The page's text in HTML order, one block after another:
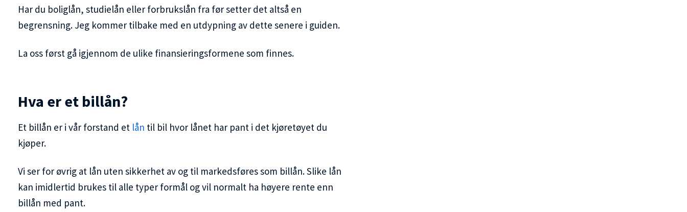
Har du boliglån, studielån eller forbrukslån fra før setter det altså en
begrensning. Jeg kommer tilbake med en utdypning av dette senere i guiden.
La oss først gå igjennom de ulike finansieringsformene som finnes.
Hva er et billån?
Et billån er i vår forstand et lån til bil hvor lånet har pant i det kjøretøyet du
kjøper.
Vi ser for øvrig at lån uten sikkerhet av og til markedsføres som billån. Slike lån
kan imidlertid brukes til alle typer formål og vil normalt ha høyere rente enn
billån med pant.